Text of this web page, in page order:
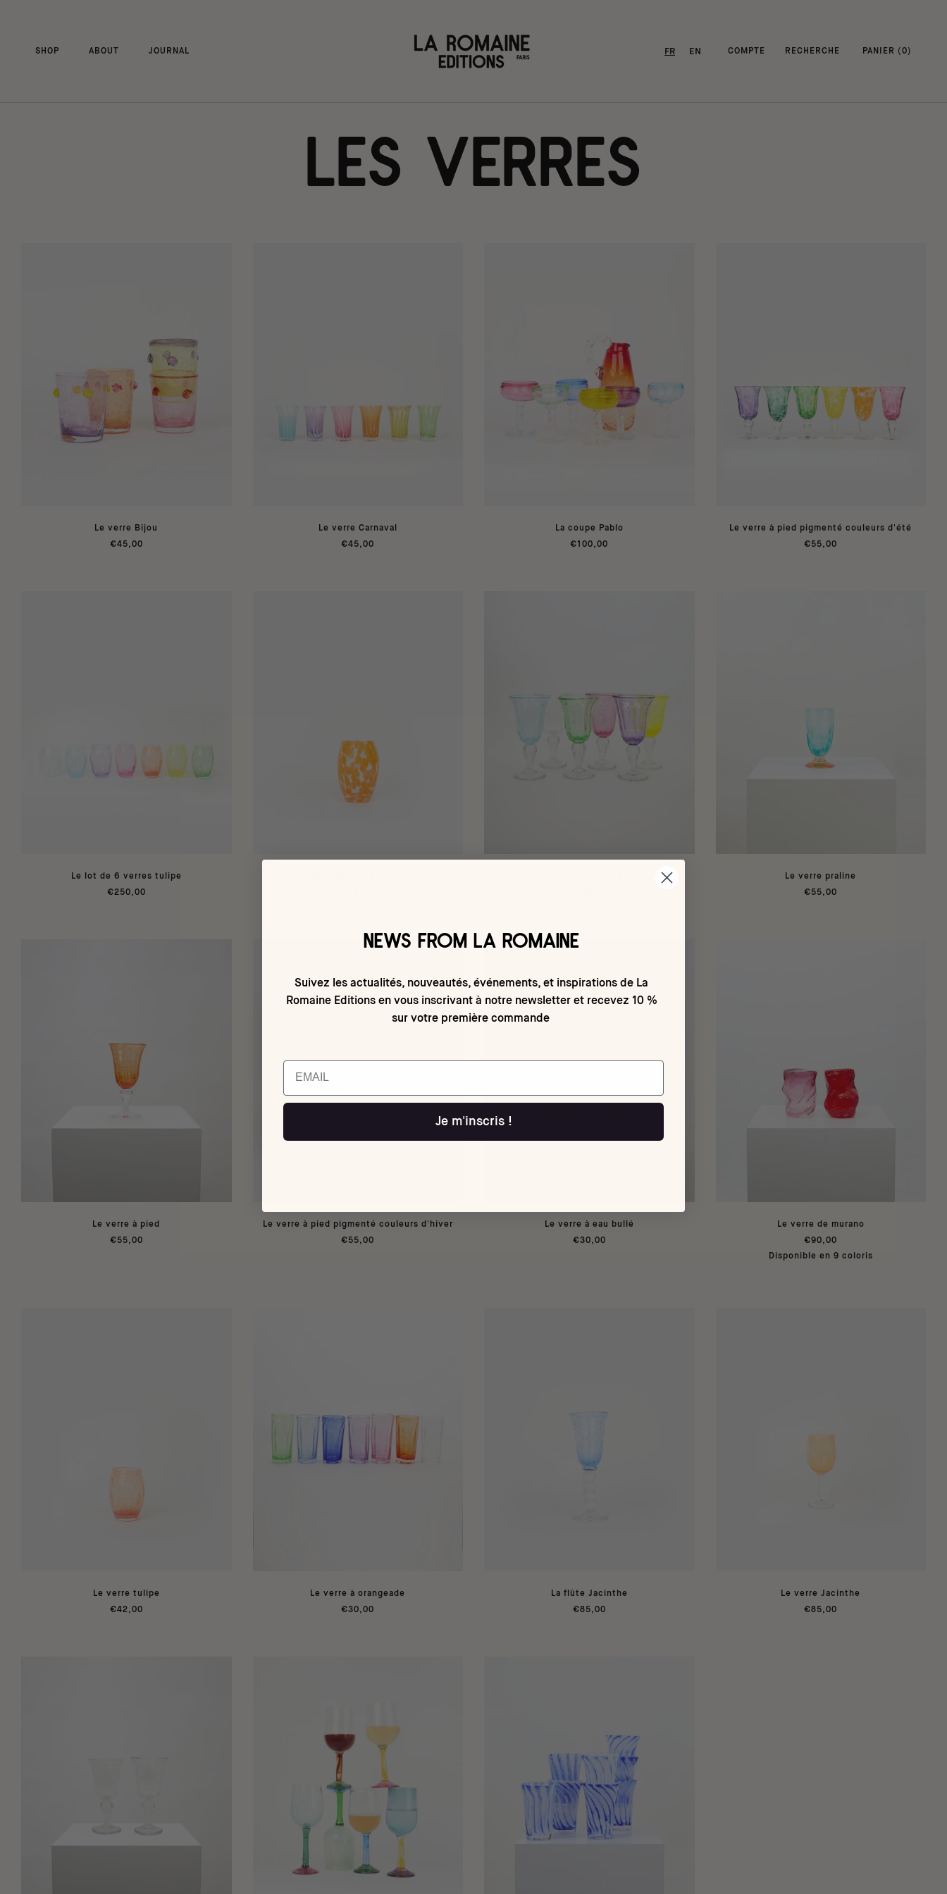
SHOP ABOUT JOURNAL FR EN COMPTE RECHERCHE PANIER ( 0)
LES VERRES
Le verre Bijou
€45,00
Le verre Carnaval
€45,00
La coupe Pablo
€100,00
Le verre à pied pigmenté couleurs d'été
€55,00
Le lot de 6 verres tulipe
€250,00
Le verre praline
€55,00
Le verre à pied
€55,00
Le verre à pied pigmenté couleurs d'hiver
€55,00
Le verre à eau bullé
€30,00
Le verre de murano
€90,00
Disponible en 9 coloris
Le verre tulipe
€42,00
Le verre à orangeade
€30,00
La flûte Jacinthe
€85,00
Le verre Jacinthe
€85,00
NEWS FROM LA ROMAINE
Suivez les actualités, nouveautés, événements, et inspirations de La
Romaine Editions en vous inscrivant à notre newsletter et recevez 10 %
sur votre première commande
Email
Je m'inscris !